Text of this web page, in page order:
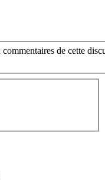
de cette